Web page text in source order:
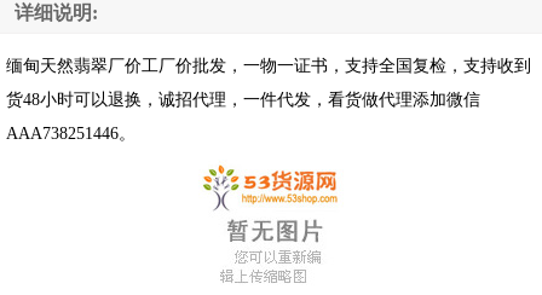
详细说明:
缅甸天然翡翠厂价工厂价批发，一物一证书，支持全国复检，支持收到
货48小时可以退换，诚招代理，一件代发，看货做代理添加微信
AAA738251446。